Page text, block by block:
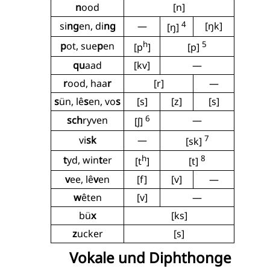
nood
[n]
singen, ding — [ŋ] 4
[ŋk]
pot, suepen [ph] [p] 5
quaad [kv]
—
rood, haar [r]
—
sün, lêsen, vos [s] [z]
[s]
schryven [ʃ] 6
—
visk — [sk] 7
tyd, winter [th] [t] 8
vee, lêven [f] [v]
—
wêten [v]
—
büx
[ks]
zucker [s]
Vokale und Diphthonge